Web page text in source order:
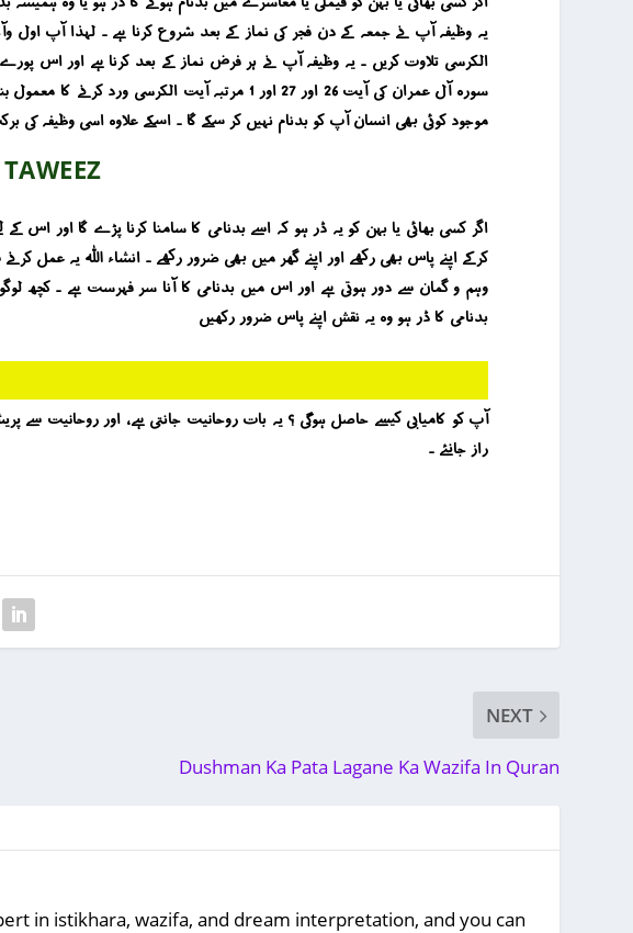
سورہ آل عمران کی آیت 26 اور 27 اور 1 مرتبہ
موجود کوئی بھی انسان آپ کو بدنام نہیں کر سکے گا ۔ اسکے علاوہ اسی وظیفہ کی
کرکے اپنے پاس بھی رکھے اور اپنے گھر میں بھی ضرور رکھے ۔ انشاء اللہ یہ عمل
وہم و گمان سے دور ہوتی ہے اور اس میں بدنامی کا آنا سر فہرست ہے ۔ کچھ
بدنامی کا ڈر ہو وہ یہ نقش اپنے پاس ضرور رکھیں
راز جانئے ۔
NEXT
Dushman Ka Pata Lagane Ka Wazifa In Quran
in istikhara, wazifa, and dream interpretation, and you can